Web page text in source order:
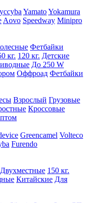
YamatoYokamura
Aovo Speedway Minipro
Фетбайки
кг. 120 кг. Детские
До 250 W
Оффроад Фетбайки
Взрослый Грузовые
Кроссовые
Greencamel Volteco
Furendo
Двухместные 150 кг.
Китайские Для